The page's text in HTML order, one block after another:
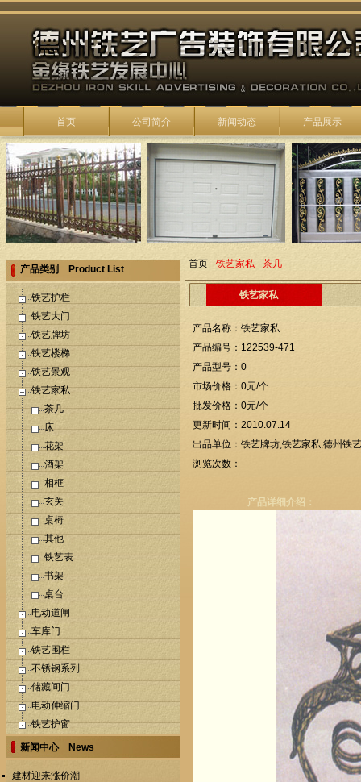
首页 公司简介 新闻动态 产品展示
首页 - 铁艺家私 - 茶几
铁艺家私
产品名称：铁艺家私
产品编号：122539-471
产品型号：0
市场价格：0元/个
批发价格：0元/个
更新时间：2010.07.14
出品单位：铁艺牌坊,铁艺家私,德州铁
浏览次数：
产品详细介绍：
产品类别 Product List
铁艺护栏
铁艺大门
铁艺牌坊
铁艺楼梯
铁艺景观
铁艺家私
茶几
床
花架
酒架
相框
玄关
桌椅
其他
铁艺表
书架
桌台
电动道闸
车库门
铁艺围栏
不锈钢系列
储藏间门
电动伸缩门
铁艺护窗
新闻中心 News
建材迎来涨价潮